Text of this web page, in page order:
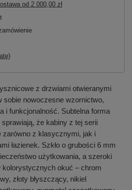
od 2 000,00 zł
)
z drzwiami otwieranymi
sobie nowoczesne wzornictwo,
i funkcjonalność. Subtelna forma
że kabiny z tej serii
zarówno z klasycznymi, jak i
łazienek. Szkło o grubości 6 mm
użytkowania, a szeroki
kolorystycznych okuć – chrom
złoty błyszczący, nikiel